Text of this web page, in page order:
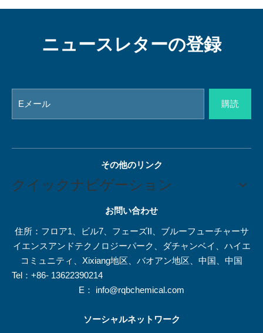
ニュースレターの登録
購読
その他のリンク
クイックナビゲーション
お問い合わせ
住所：フロア1、ビル7、フェーズII、ブルーフューチャーサ
イエンスアンドテクノロジーパーク、ダチャンベイ、ハイエ
コミュニティ、Xixiang地区、バオアン地区、中国、中国
Tel：+86- 13622390214
E： info@rqbchemical.com
ソーシャルネットワーク